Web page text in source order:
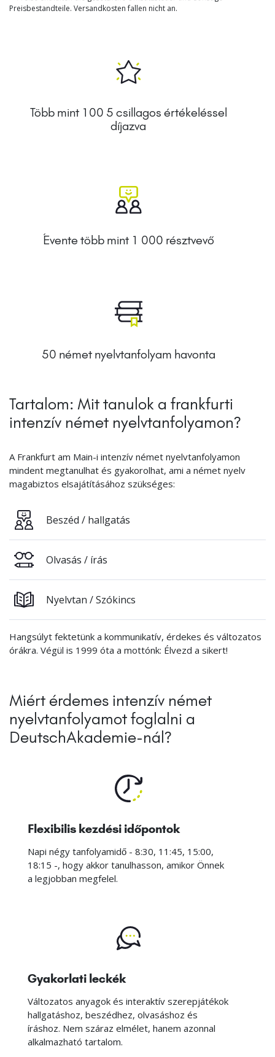
Preisbestandteile. Versandkosten fallen nicht an.
Több mint 100 5 csillagos értékeléssel
díjazva
Évente több mint 1 000 résztvevő
50 német nyelvtanfolyam havonta
Tartalom: Mit tanulok a frankfurti
intenzív német nyelvtanfolyamon?
A Frankfurt am Main-i intenzív német nyelvtanfolyamon
mindent megtanulhat és gyakorolhat, ami a német nyelv
magabiztos elsajátításához szükséges:
Beszéd / hallgatás
Olvasás / írás
Nyelvtan / Szókincs
Hangsúlyt fektetünk a kommunikatív, érdekes és változatos
órákra. Végül is 1999 óta a mottónk: Élvezd a sikert!
Miért érdemes intenzív német
nyelvtanfolyamot foglalni a
DeutschAkademie-nál?
Flexibilis kezdési időpontok
Napi négy tanfolyamidő - 8:30, 11:45, 15:00,
18:15 -, hogy akkor tanulhasson, amikor Önnek
a legjobban megfelel.
Gyakorlati leckék
Változatos anyagok és interaktív szerepjátékok
hallgatáshoz, beszédhez, olvasáshoz és
íráshoz. Nem száraz elmélet, hanem azonnal
alkalmazható tartalom.